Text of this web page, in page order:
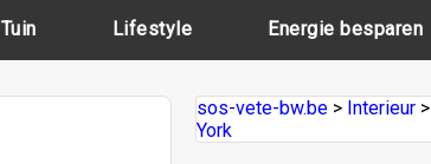
Tuin Lifestyle Energie besparen
sos-vete-bw.be> Interieur>
York